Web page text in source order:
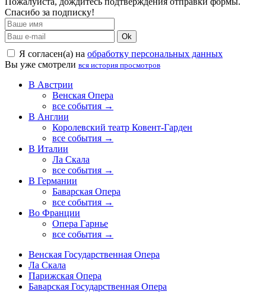
Спасибо за подписку!
Ok
Я согласен(а) на обработку персональных данных
Вы уже смотрели вся история просмотров
В Австрии
Венская Опера
все события →
В Англии
Королевский театр Ковент-Гарден
все события →
В Италии
Ла Скала
все события →
В Германии
Баварская Опера
все события →
Во Франции
Опера Гарнье
все события →
Венская Государственная Опера
Ла Скала
Парижская Опера
Баварская Государственная Опера